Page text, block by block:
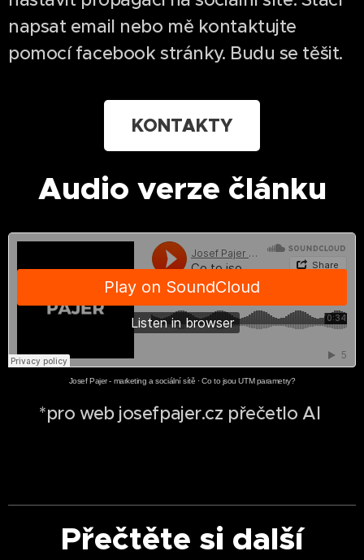
napsat email nebo mě kontaktujte
pomocí facebook stránky. Budu se těšit.
KONTAKTY
Audio verze článku
Josef Pajer - marketing a sociální sítě ·Co to jsou UTM parametry?
*pro web josefpajer.cz přečetlo AI
Přečtěte si další